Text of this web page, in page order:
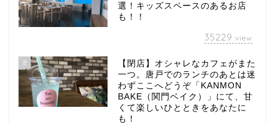
選！キッズスペースのあるお店
も！！
35229 view
8
【閉店】オシャレなカフェがまた
一つ。唐戸でのランチのあとは迷
わずここへどうぞ「KANMON
BAKE（関門ベイク）」にて、甘
くて楽しいひとときをあなたに
も！